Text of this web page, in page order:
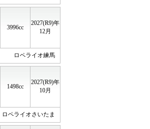
3996cc
2027(R9)年
12月
ロペライオ練馬
1498cc
2027(R9)年
10月
ロペライオさいたま